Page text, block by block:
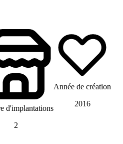
d'implantations
2
Année de création
2016